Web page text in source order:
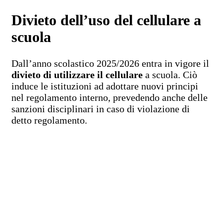
Divieto dell’uso del cellulare a
scuola
Dall’anno scolastico 2025/2026 entra in vigore il
divieto di utilizzare il cellulare a scuola. Ciò
induce le istituzioni ad adottare nuovi principi
nel regolamento interno, prevedendo anche delle
sanzioni disciplinari in caso di violazione di
detto regolamento.